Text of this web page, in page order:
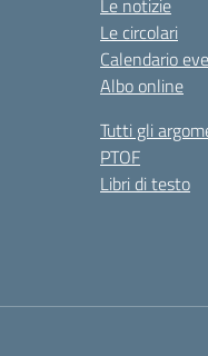
Le notizie
Le circolari
Calendario
Albo online
Tutti gli
PTOF
Libri di testo